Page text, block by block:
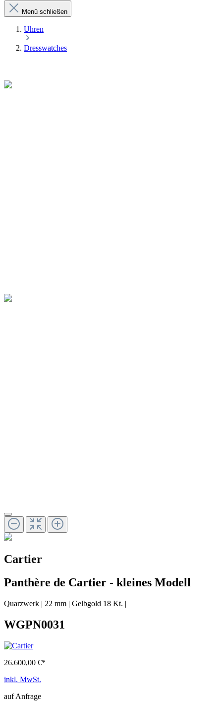
Menü schließen
Uhren
Dresswatches
Cartier
Panthère de Cartier - kleines Modell
Quarzwerk | 22 mm | Gelbgold 18 Kt. |
WGPN0031
26.600,00 €*
inkl. MwSt.
auf Anfrage